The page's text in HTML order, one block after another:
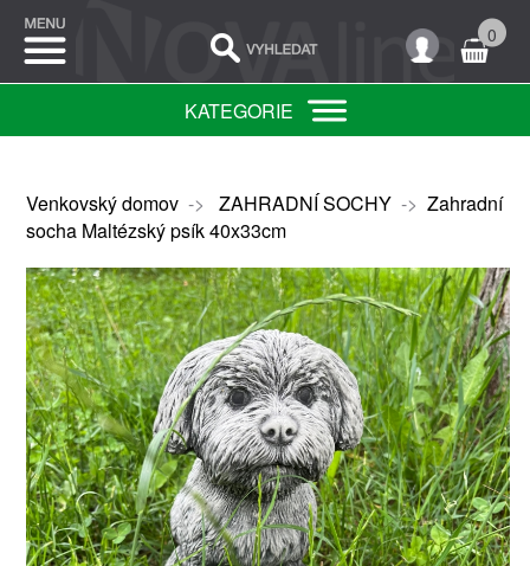
0
KATEGORIE
Venkovský domov-> ZAHRADNÍ SOCHY-> Zahradní
socha Maltézský psík 40x33cm